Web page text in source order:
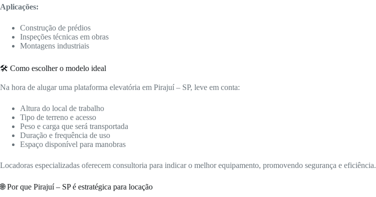
Aplicações:
Construção de prédios
Inspeções técnicas em obras
Montagens industriais
🛠️ Como escolher o modelo ideal
Na hora de alugar uma plataforma elevatória em Pirajuí – SP, leve em conta:
Altura do local de trabalho
Tipo de terreno e acesso
Peso e carga que será transportada
Duração e frequência de uso
Espaço disponível para manobras
Locadoras especializadas oferecem consultoria para indicar o melhor equipamento, promovendo segurança e eficiência.
🌐 Por que Pirajuí – SP é estratégica para locação